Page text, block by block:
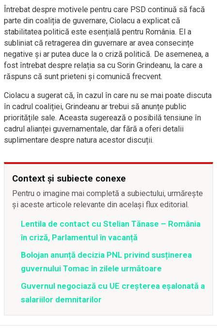
Întrebat despre motivele pentru care PSD continuă să facă
parte din coaliția de guvernare, Ciolacu a explicat că
stabilitatea politică este esențială pentru România. El a
subliniat că retragerea din guvernare ar avea consecințe
negative și ar putea duce la o criză politică. De asemenea, a
fost întrebat despre relația sa cu Sorin Grindeanu, la care a
răspuns că sunt prieteni și comunică frecvent.
Ciolacu a sugerat că, în cazul în care nu se mai poate discuta
în cadrul coaliției, Grindeanu ar trebui să anunțe public
prioritățile sale. Aceasta sugerează o posibilă tensiune în
cadrul alianței guvernamentale, dar fără a oferi detalii
suplimentare despre natura acestor discuții.
Context și subiecte conexe
Pentru o imagine mai completă a subiectului, urmărește
și aceste articole relevante din același flux editorial.
Lentila de contact cu Stelian Tănase – România
în criză, Parlamentul în vacanță
Bolojan anunță decizia PNL privind susținerea
guvernului Tomac în zilele următoare
Guvernul negociază cu UE creșterea eșalonată a
salariilor demnitarilor